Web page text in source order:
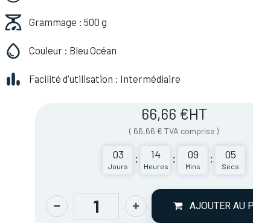
Grammage : 500 g
Couleur : Bleu Océan
Facilité d'utilisation : Intermédiaire
66,66 €HT
( 66,66 € TVA comprise )
03
Jours
: 14
Heures
: 09
Mins
: 05
Secs
AJOUTER AU